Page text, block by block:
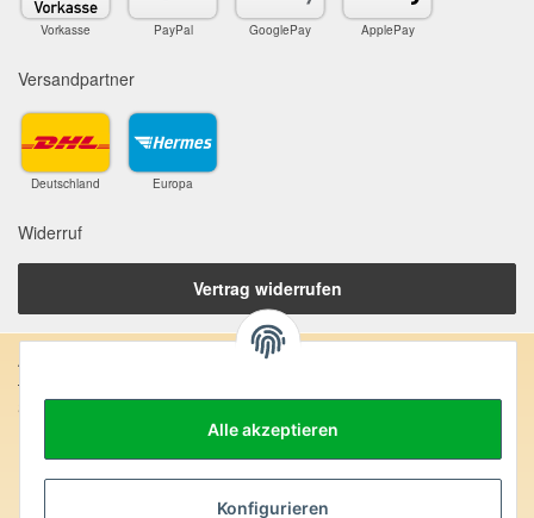
Alle akzeptieren
Konfigurieren
Vorkasse PayPal GooglePay ApplePay
Versandpartner
Deutschland Europa
Widerruf
Vertrag widerrufen
Anschrift:
SteinZeitOase